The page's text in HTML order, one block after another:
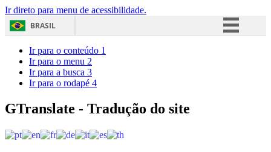
Ir direto para menu de acessibilidade.
BRASIL
Acesso à informação
Ir para o conteúdo 1
Ir para o menu 2
Ir para a busca 3
Ir para o rodapé 4
GTranslate - Tradução do site